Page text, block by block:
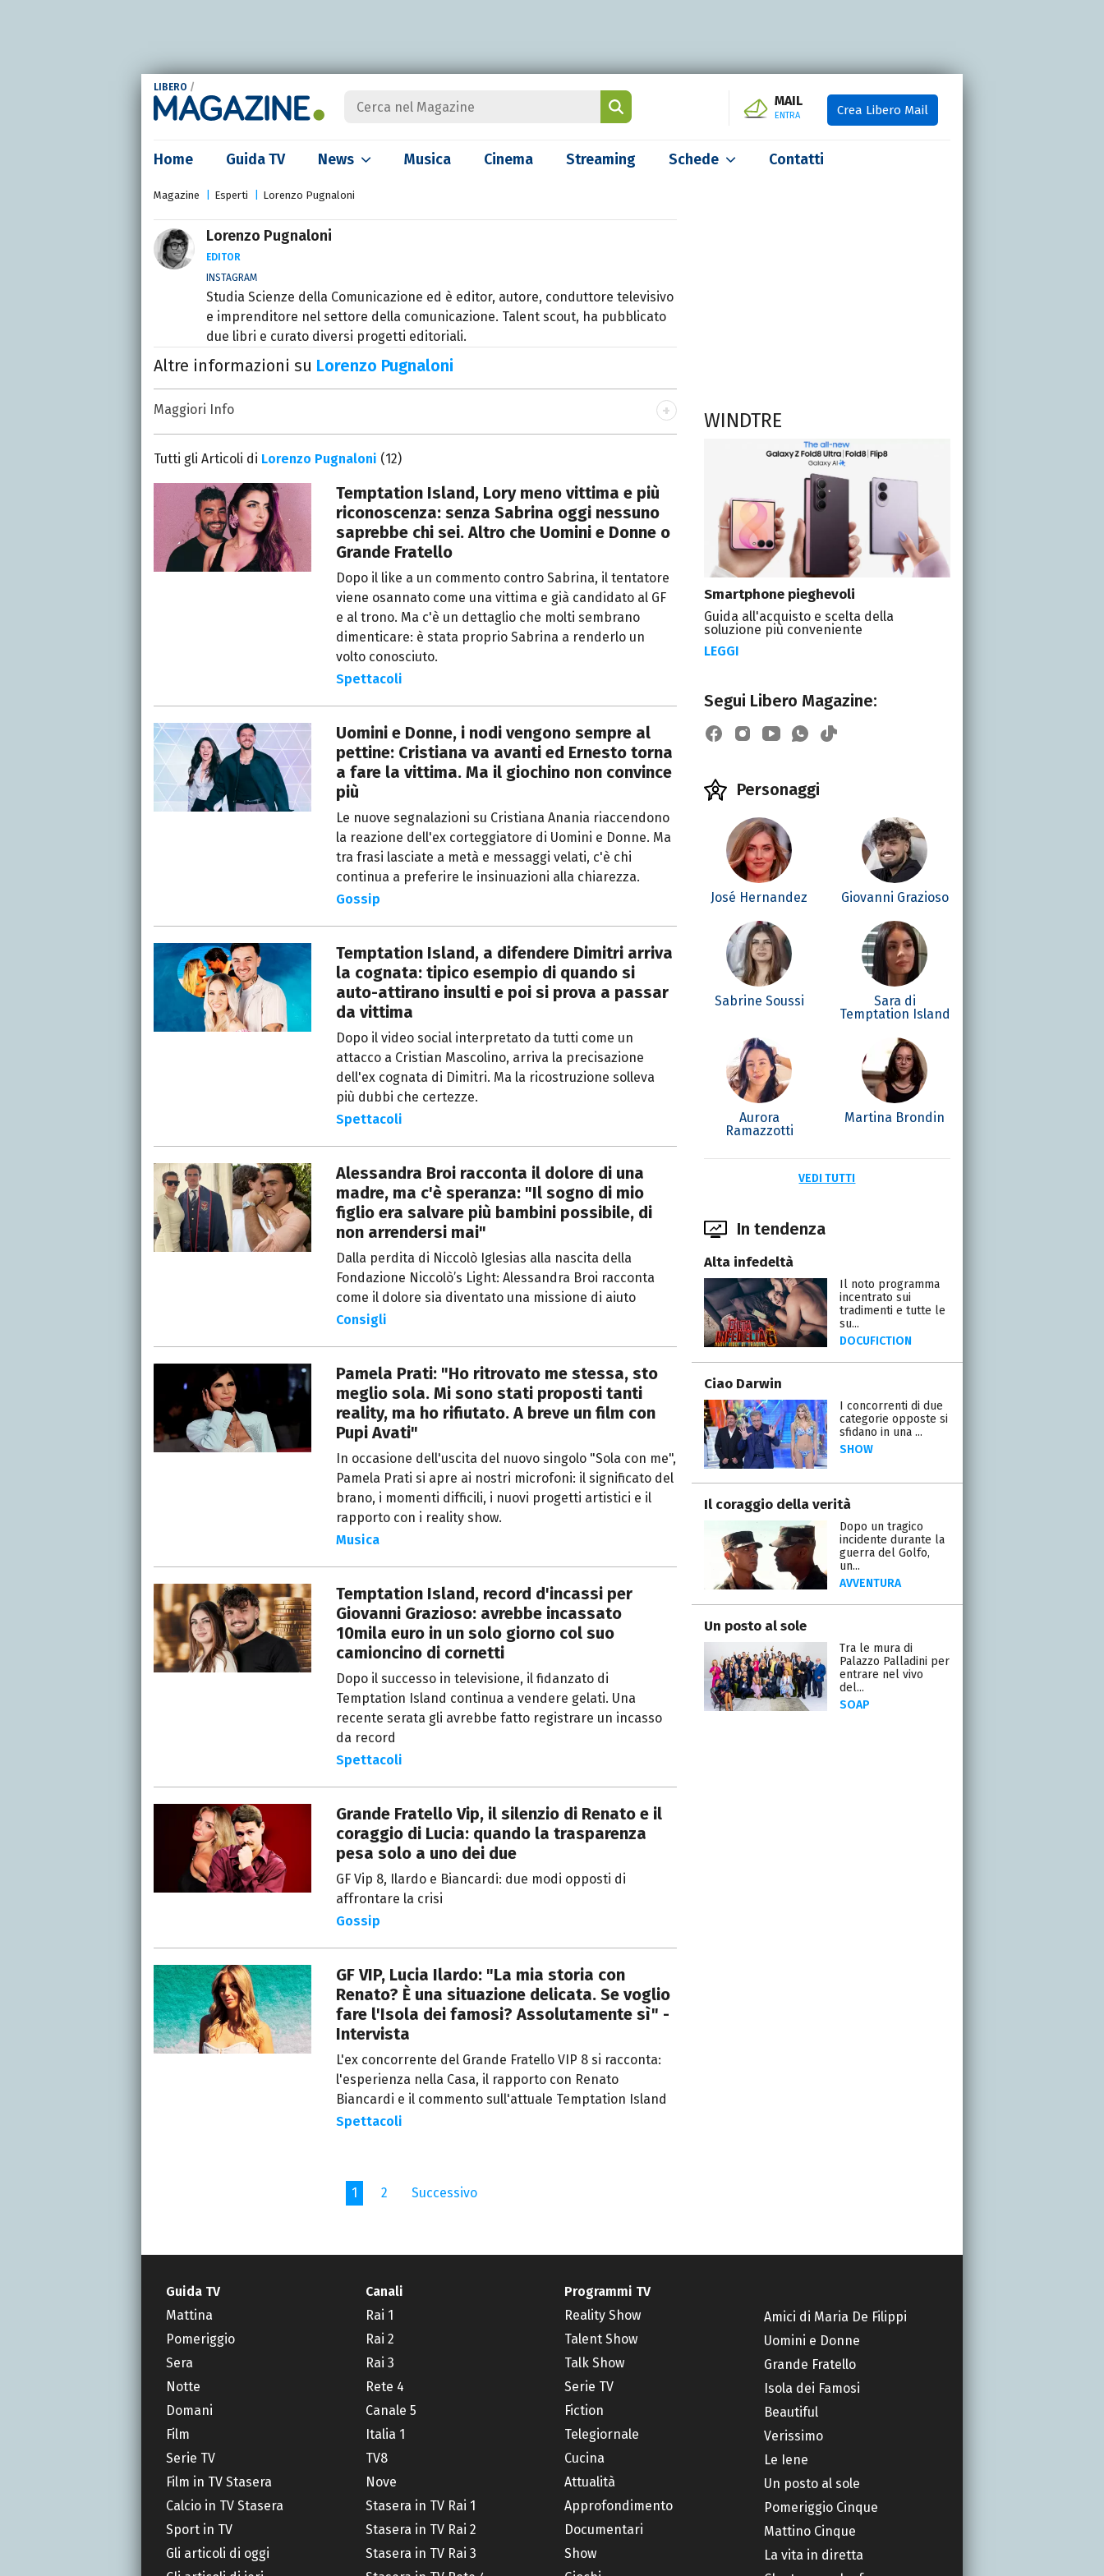
LIBERO /
MAIL
ENTRA Crea Libero Mail
Home Guida TV News Musica Cinema Streaming Schede Contatti
Magazine Esperti Lorenzo Pugnaloni
Lorenzo Pugnaloni
EDITOR
INSTAGRAM
Studia Scienze della Comunicazione ed è editor, autore, conduttore televisivo
e imprenditore nel settore della comunicazione. Talent scout, ha pubblicato
due libri e curato diversi progetti editoriali.
Altre informazioni su Lorenzo Pugnaloni
Maggiori Info
Data di nascita: 26/04/2002
Luogo di nascita
Lavora per
Italia Media
Settimanale Mio
Esperienze
LiberoQuotidiano
Il Giornale
Tutti gli Articoli di Lorenzo Pugnaloni (12)
Temptation Island, Lory meno vittima e più
riconoscenza: senza Sabrina oggi nessuno
saprebbe chi sei. Altro che Uomini e Donne o
Grande Fratello
Dopo il like a un commento contro Sabrina, il tentatore
viene osannato come una vittima e già candidato al GF
e al trono. Ma c'è un dettaglio che molti sembrano
dimenticare: è stata proprio Sabrina a renderlo un
volto conosciuto.
Spettacoli
Uomini e Donne, i nodi vengono sempre al
pettine: Cristiana va avanti ed Ernesto torna
a fare la vittima. Ma il giochino non convince
più
Le nuove segnalazioni su Cristiana Anania riaccendono
la reazione dell'ex corteggiatore di Uomini e Donne. Ma
tra frasi lasciate a metà e messaggi velati, c'è chi
continua a preferire le insinuazioni alla chiarezza.
Gossip
Temptation Island, a difendere Dimitri arriva
la cognata: tipico esempio di quando si
auto-attirano insulti e poi si prova a passar
da vittima
Dopo il video social interpretato da tutti come un
attacco a Cristian Mascolino, arriva la precisazione
dell'ex cognata di Dimitri. Ma la ricostruzione solleva
più dubbi che certezze.
Spettacoli
Alessandra Broi racconta il dolore di una
madre, ma c'è speranza: "Il sogno di mio
figlio era salvare più bambini possibile, di
non arrendersi mai"
Dalla perdita di Niccolò Iglesias alla nascita della
Fondazione Niccolò’s Light: Alessandra Broi racconta
come il dolore sia diventato una missione di aiuto
Consigli
Pamela Prati: "Ho ritrovato me stessa, sto
meglio sola. Mi sono stati proposti tanti
reality, ma ho rifiutato. A breve un film con
Pupi Avati"
In occasione dell'uscita del nuovo singolo "Sola con me",
Pamela Prati si apre ai nostri microfoni: il significato del
brano, i momenti difficili, i nuovi progetti artistici e il
rapporto con i reality show.
Musica
Temptation Island, record d'incassi per
Giovanni Grazioso: avrebbe incassato
10mila euro in un solo giorno col suo
camioncino di cornetti
Dopo il successo in televisione, il fidanzato di
Temptation Island continua a vendere gelati. Una
recente serata gli avrebbe fatto registrare un incasso
da record
Spettacoli
Grande Fratello Vip, il silenzio di Renato e il
coraggio di Lucia: quando la trasparenza
pesa solo a uno dei due
GF Vip 8, Ilardo e Biancardi: due modi opposti di
affrontare la crisi
Gossip
GF VIP, Lucia Ilardo: "La mia storia con
Renato? È una situazione delicata. Se voglio
fare l'Isola dei famosi? Assolutamente sì" -
Intervista
L'ex concorrente del Grande Fratello VIP 8 si racconta:
l'esperienza nella Casa, il rapporto con Renato
Biancardi e il commento sull'attuale Temptation Island
Spettacoli
1 2 Successivo
WINDTRE
Smartphone pieghevoli
Guida all'acquisto e scelta della
soluzione più conveniente
LEGGI
Segui Libero Magazine:
Personaggi
José Hernandez Giovanni Grazioso
Sabrine Soussi
Sara di
Temptation Island
Aurora
Ramazzotti
Martina Brondin
VEDI TUTTI
In tendenza
Alta infedeltà
Il noto programma
incentrato sui
tradimenti e tutte le
su...
DOCUFICTION
Ciao Darwin
I concorrenti di due
categorie opposte si
sfidano in una ...
SHOW
Il coraggio della verità
Dopo un tragico
incidente durante la
guerra del Golfo,
un...
AVVENTURA
Un posto al sole
Tra le mura di
Palazzo Palladini per
entrare nel vivo
del...
SOAP
Guida TV
Mattina
Pomeriggio
Sera
Notte
Domani
Film
Serie TV
Film in TV Stasera
Calcio in TV Stasera
Sport in TV
Gli articoli di oggi
Canali
Rai 1
Rai 2
Rai 3
Rete 4
Canale 5
Italia 1
TV8
Nove
Stasera in TV Rai 1
Stasera in TV Rai 2
Stasera in TV Rai 3
Programmi TV
Reality Show
Talent Show
Talk Show
Serie TV
Fiction
Telegiornale
Cucina
Attualità
Approfondimento
Documentari
Show
Amici di Maria De Filippi
Uomini e Donne
Grande Fratello
Isola dei Famosi
Beautiful
Verissimo
Le Iene
Un posto al sole
Pomeriggio Cinque
Mattino Cinque
La vita in diretta